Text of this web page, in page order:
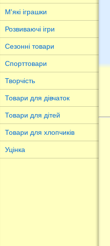
М'які іграшки
Розвиваючі ігри
Сезонні товари
Спорттовари
Творчість
Товари для дівчаток
Товари для дітей
Товари для хлопчиків
Уцінка